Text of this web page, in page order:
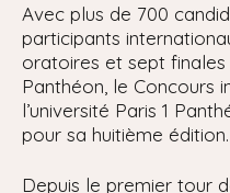
Avec plus de 700
participants
oratoires et sept
Panthéon, le Concours
l’université Paris 1
pour sa huitième édition.
Depuis le premier tour